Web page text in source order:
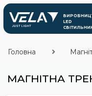
МАГНІТНА
Головна